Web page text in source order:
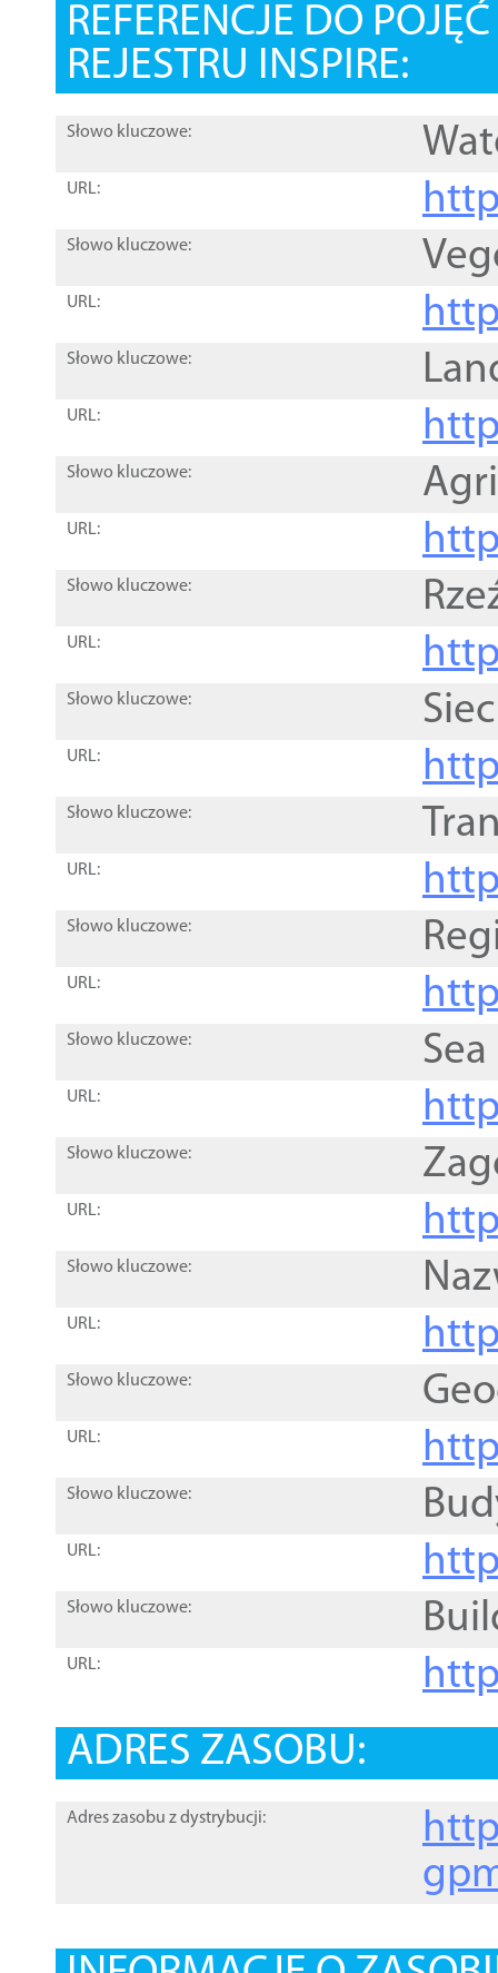
REFERENCJE DO
REJESTRU INSPIRE:
Słowo kluczowe:
URL:
Słowo kluczowe:
URL:
Słowo kluczowe:
URL:
Słowo kluczowe:
URL:
Słowo kluczowe:
URL:
Słowo kluczowe:
URL:
Słowo kluczowe:
URL:
Słowo kluczowe:
URL:
Słowo kluczowe:
URL:
Słowo kluczowe:
URL:
Słowo kluczowe:
URL:
Słowo kluczowe:
URL:
Słowo kluczowe:
URL:
Słowo kluczowe:
URL:
ADRES ZASOBU:
Adres zasobu z dystrybucji: